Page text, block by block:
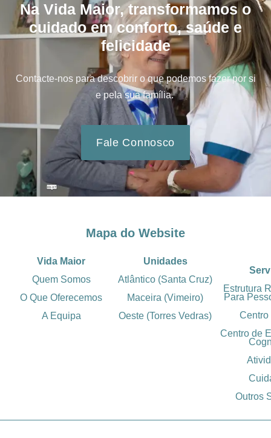
Na Vida Maior, transformamos o
cuidado em conforto, saúde e
felicidade
Contacte-nos para descobrir o que podemos fazer por si
e pela sua família.
Fale Connosco
Mapa do Website
Vida Maior
Quem Somos
O Que Oferecemos
A Equipa
Unidades
Atlântico (Santa Cruz)
Maceira (Vimeiro)
Oeste (Torres Vedras)
Estrutura
Para
Centro
Centro de
Outros